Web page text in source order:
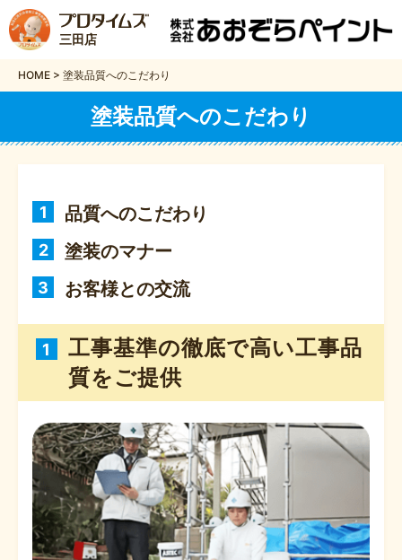
三田店
HOME > 塗装品質へのこだわり
塗装品質へのこだわり
1 品質へのこだわり
2 塗装のマナー
3 お客様との交流
1
工事基準の徹底で高い工事品
質をご提供